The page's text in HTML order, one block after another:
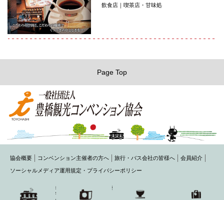
飲食店｜喫茶店・甘味処
Page Top
協会概要 コンベンション主催者の方へ 旅行・バス会社の皆様へ 会員紹介
ソーシャルメディア運用規定・プライバシーポリシー
〒440-0075 豊橋市花田町字石塚42-1(豊橋商工会議所内)
TEL： 0532-54-1484 FAX： 0532-54-2220